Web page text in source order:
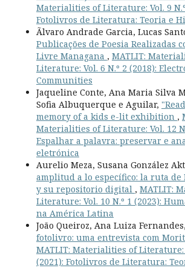
Materialities of Literature: Vol. 9
Fotolivros de Literatura: Teoria e
Ãlvaro Andrade Garcia, Lucas
Publicações de Poesia Realizadas
Livre Managana , MATLIT:
Literature: Vol. 6 N.º 2 (2018):
Communities
Jaqueline Conte, Ana Maria Silva
Sofia Albuquerque e Aguilar,
memory of a kids e-lit exhibition ,
Materialities of Literature: Vol. 12
Espalhar a palavra: preservar e
eletrónica
Aurelio Meza, Susana González
amplitud a lo específico: la ruta de
y su repositorio digital , MATLIT:
Literature: Vol. 10 N.º 1 (2023):
na América Latina
João Queiroz, Ana Luiza Fernandes,
fotolivro: uma entrevista com
MATLIT: Materialities of Literature:
(2021): Fotolivros de Literatura: